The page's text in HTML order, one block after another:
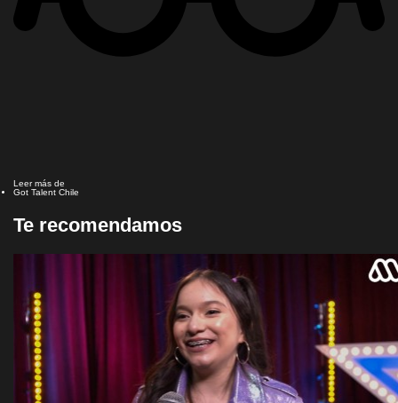
Leer más de
Got Talent Chile
Te recomendamos